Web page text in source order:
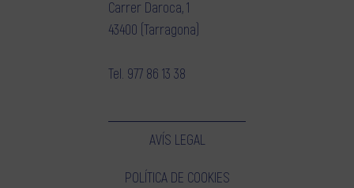
Carrer Daroca, 1
43400 (Tarragona)
Tel. 977 86 13 38
AVÍS LEGAL
POLÍTICA DE COOKIES